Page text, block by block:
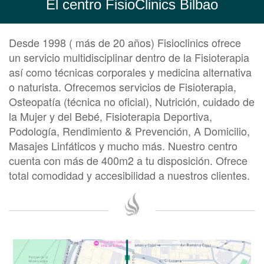
El centro FisioClinics Bilbao
Desde 1998 ( más de 20 años) Fisioclinics ofrece
un servicio multidisciplinar dentro de la Fisioterapia
así como técnicas corporales y medicina alternativa
o naturista. Ofrecemos servicios de Fisioterapia,
Osteopatía (técnica no oficial), Nutrición, cuidado de
la Mujer y del Bebé, Fisioterapia Deportiva,
Podología, Rendimiento & Prevención, A Domicilio,
Masajes Linfáticos y mucho más. Nuestro centro
cuenta con más de 400m2 a tu disposición. Ofrece
total comodidad y accesibilidad a nuestros clientes.